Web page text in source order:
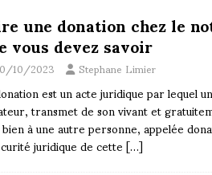
une donation chez le
vous devez savoir
10/2023 Stephane Limier
est un acte juridique par lequel
transmet de son vivant et
bien à une autre personne, appelée
juridique de cette[…]